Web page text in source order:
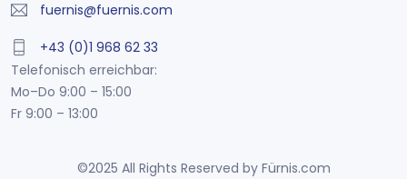
fuernis@fuernis.com
+43 (0)1 968 62 33
Telefonisch erreichbar:
Mo–Do 9:00 – 15:00
Fr 9:00 – 13:00
©2025 All Rights Reserved by Fürnis.com